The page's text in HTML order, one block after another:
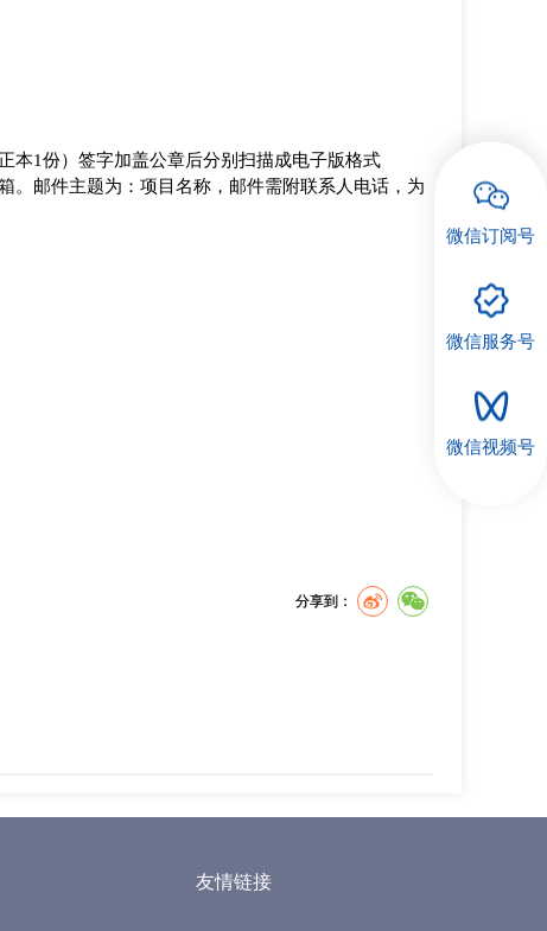
本1份）签字加盖公章后分别扫描成电子版格式
。邮件主题为：项目名称，邮件需附联系人电话，为
分享到：
友情链接
微信订阅号
微信服务号
微信视频号